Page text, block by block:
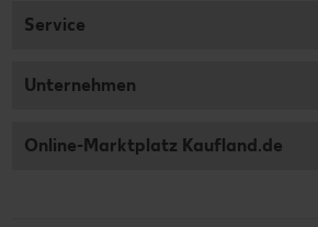
Service
Unternehmen
Online-Marktplatz Kaufland.de